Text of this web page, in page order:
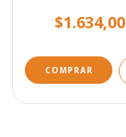
$1.634,00
COMPRAR